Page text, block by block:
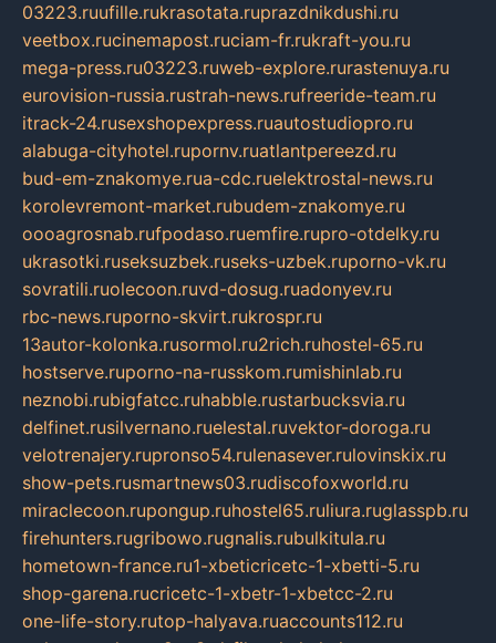
03223.ruufille.rukrasotata.ruprazdnikdushi.ru
veetbox.rucinemapost.ruciam-fr.rukraft-you.ru
mega-press.ru03223.ruweb-explore.rurastenuya.ru
eurovision-russia.rustrah-news.rufreeride-team.ru
itrack-24.rusexshopexpress.ruautostudiopro.ru
alabuga-cityhotel.rupornv.ruatlantpereezd.ru
bud-em-znakomye.rua-cdc.ruelektrostal-news.ru
korolevremont-market.rubudem-znakomye.ru
oooagrosnab.rufpodaso.ruemfire.rupro-otdelky.ru
ukrasotki.ruseksuzbek.ruseks-uzbek.ruporno-vk.ru
sovratili.ruolecoon.ruvd-dosug.ruadonyev.ru
rbc-news.ruporno-skvirt.rukrospr.ru
13autor-kolonka.rusormol.ru2rich.ruhostel-65.ru
hostserve.ruporno-na-russkom.rumishinlab.ru
neznobi.rubigfatcc.ruhabble.rustarbucksvia.ru
delfinet.rusilvernano.ruelestal.ruvektor-doroga.ru
velotrenajery.rupronso54.rulenasever.rulovinskix.ru
show-pets.rusmartnews03.rudiscofoxworld.ru
miraclecoon.rupongup.ruhostel65.ruliura.ruglasspb.ru
firehunters.rugribowo.rugnalis.rubulkitula.ru
hometown-france.ru1-xbeticricetc-1-xbetti-5.ru
shop-garena.rucricetc-1-xbetr-1-xbetcc-2.ru
one-life-story.rutop-halyava.ruaccounts112.ru